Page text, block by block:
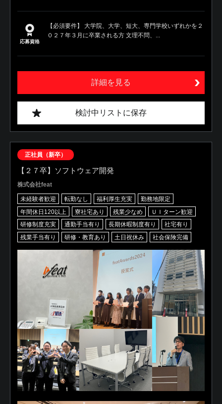
応募資格
【必須要件】 大学院、大学、短大、専門学校いずれかを２
０２７年３月に卒業される方 文理不問、...
詳細を見る
検討中リストに保存
正社員（新卒）
【２７卒】ソフトウェア開発
株式会社feat
未経験者歓迎 転勤なし 福利厚生充実
勤務地限定
年間休日120以上
寮社宅あり 残業少なめ
ＵＩターン歓迎
研修制度充実
通勤手当有り 長期休暇制度有り
社宅有り
残業手当有り
研修・教育あり 土日祝休み 社会保険完備